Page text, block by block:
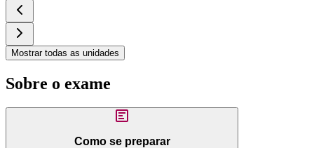
Mostrar todas as unidades
Sobre o exame
Como se preparar